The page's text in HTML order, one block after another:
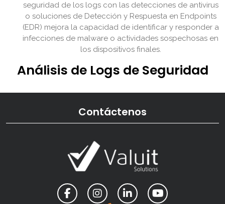
seguridad de los logs con las detecciones de antivirus
o soluciones de Detección y Respuesta en Endpoints
(EDR) mejora la capacidad de identificar y responder a
infecciones de malware o actividades sospechosas en
los dispositivos finales.
Análisis de Logs de Seguridad
Contáctenos